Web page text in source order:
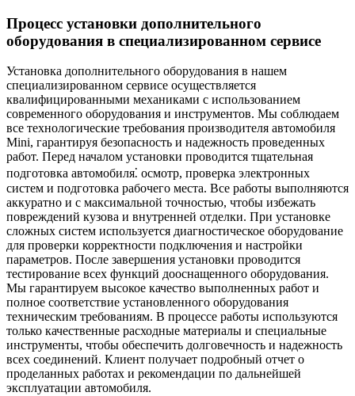
Процесс установки дополнительного
оборудования в специализированном сервисе
Установка дополнительного оборудования в нашем
специализированном сервисе осуществляется
квалифицированными механиками с использованием
современного оборудования и инструментов. Мы соблюдаем
все технологические требования производителя автомобиля
Mini, гарантируя безопасность и надежность проведенных
работ. Перед началом установки проводится тщательная
подготовка автомобиля⁚ осмотр, проверка электронных
систем и подготовка рабочего места. Все работы выполняются
аккуратно и с максимальной точностью, чтобы избежать
повреждений кузова и внутренней отделки. При установке
сложных систем используется диагностическое оборудование
для проверки корректности подключения и настройки
параметров. После завершения установки проводится
тестирование всех функций дооснащенного оборудования.
Мы гарантируем высокое качество выполненных работ и
полное соответствие установленного оборудования
техническим требованиям. В процессе работы используются
только качественные расходные материалы и специальные
инструменты, чтобы обеспечить долговечность и надежность
всех соединений. Клиент получает подробный отчет о
проделанных работах и рекомендации по дальнейшей
эксплуатации автомобиля.